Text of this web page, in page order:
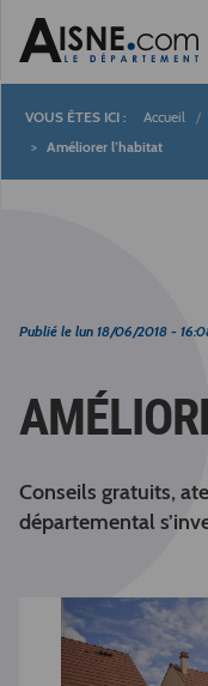
Fil
Accueil
Améliorer l’habitat
Publié le lun 18/06/2018 -
Conseils gratuits,
départemental